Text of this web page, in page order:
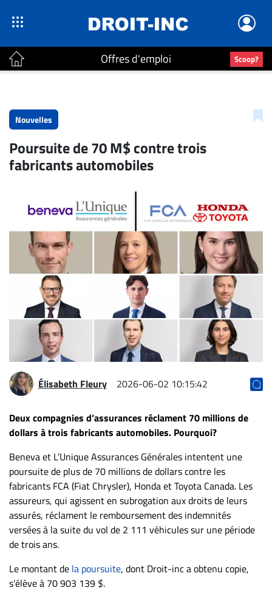
Offres d'emploi Scoop?
Accueil
Continu
Nominations
Conseillers
Campus
Carrière
Archives
CARRIÈRE
ET
EMPLOIS
AVOCATS
ET
Offres
Formation
Continue
Métiers
Scoop?
CABINETS
ENTREPRISES
Nouvelles
Poursuite de 70 M$ contre trois
fabricants automobiles
Élisabeth Fleury 2026-06-02 10:15:42
Deux compagnies d’assurances réclament 70 millions de
dollars à trois fabricants automobiles. Pourquoi?
Beneva et L’Unique Assurances Générales intentent une
poursuite de plus de 70 millions de dollars contre les
fabricants FCA (Fiat Chrysler), Honda et Toyota Canada. Les
assureurs, qui agissent en subrogation aux droits de leurs
assurés, réclament le remboursement des indemnités
versées à la suite du vol de 2 111 véhicules sur une période
de trois ans.
Le montant de la poursuite, dont Droit-inc a obtenu copie,
s’élève à 70 903 139 $.